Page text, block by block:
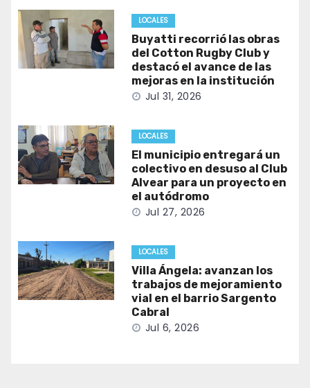
LOCALES
Buyatti recorrió las obras
del Cotton Rugby Club y
destacó el avance de las
mejoras en la institución
Jul 31, 2026
LOCALES
El municipio entregará un
colectivo en desuso al Club
Alvear para un proyecto en
el autódromo
Jul 27, 2026
LOCALES
Villa Ángela: avanzan los
trabajos de mejoramiento
vial en el barrio Sargento
Cabral
Jul 6, 2026